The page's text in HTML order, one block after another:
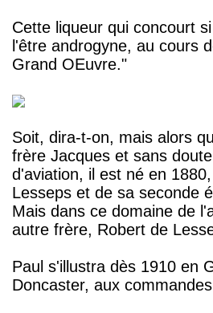
Cette liqueur qui concourt
l'être androgyne, au cours
Grand OEuvre."
Soit, dira-t-on, mais alors
frère Jacques et sans
d'aviation, il est né en
Lesseps et de sa seconde
Mais dans ce domaine de
autre frère, Robert de
Paul s'illustra dès 1910 en
Doncaster, aux